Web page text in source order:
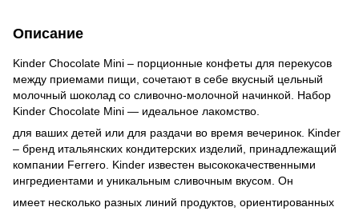
Описание
Kinder Chocolate Mini – порционные конфеты для перекусов
между приемами пищи, сочетают в себе вкусный цельный
молочный шоколад со сливочно-молочной начинкой. Набор
Kinder Chocolate Mini — идеальное лакомство.
для ваших детей или для раздачи во время вечеринок. Kinder
– бренд итальянских кондитерских изделий, принадлежащий
компании Ferrero. Kinder известен высококачественными
ингредиентами и уникальным сливочным вкусом. Он
имеет несколько разных линий продуктов, ориентированных